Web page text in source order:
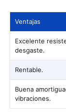
Ventajas
Excelente
desgaste.
Rentable.
Buena
vibraciones.